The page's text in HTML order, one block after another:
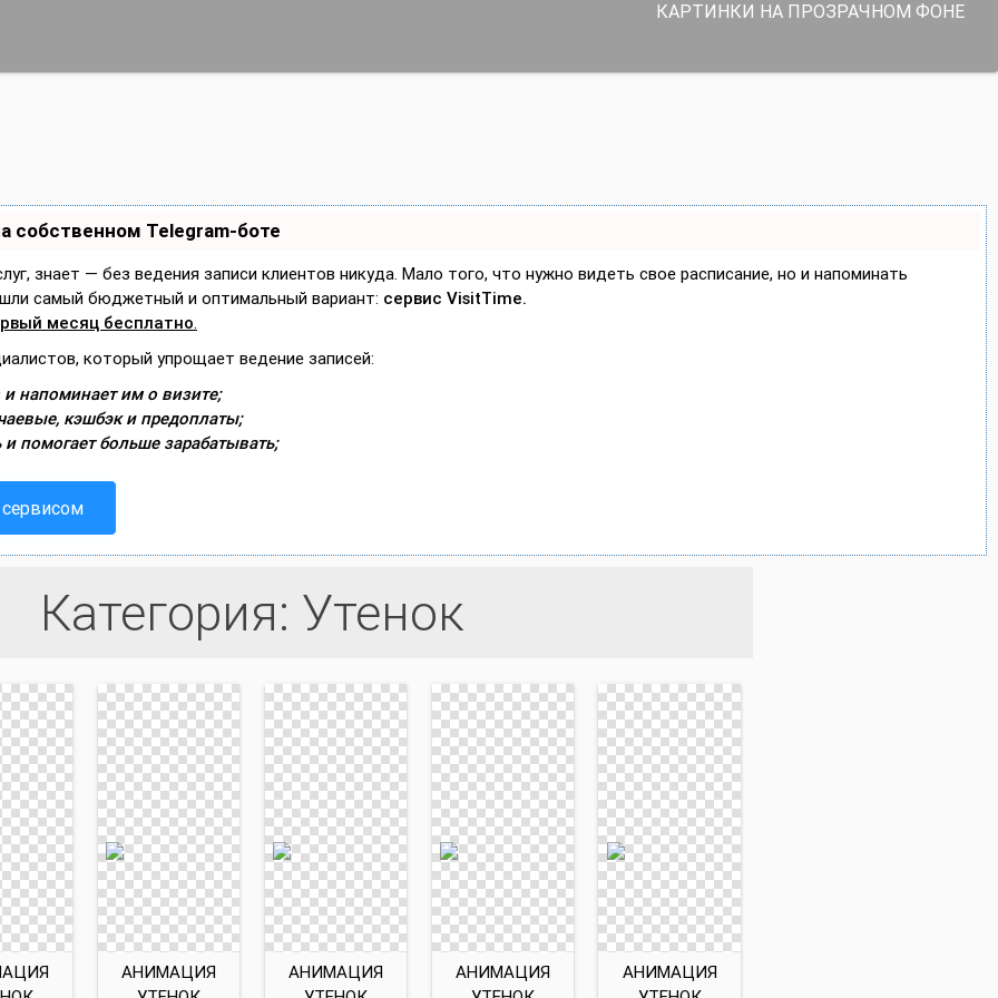
КАРТИНКИ НА ПРОЗРАЧНОМ ФОНЕ
собственном Telegram-боте
знает — без ведения записи клиентов никуда. Мало того, что нужно видеть свое расписание, но и напоминать
самый бюджетный и оптимальный вариант: сервис VisitTime.
месяц бесплатно.
который упрощает ведение записей:
напоминает им о визите;
кэшбэк и предоплаты;
помогает больше зарабатывать;
Категория: Утенок
АНИМАЦИЯ
АНИМАЦИЯ
АНИМАЦИЯ
АНИМАЦИЯ